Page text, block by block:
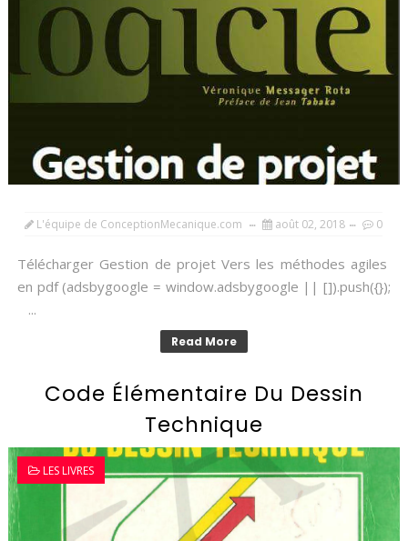
L'équipe de ConceptionMecanique.com août 02, 2018 0
Télécharger Gestion de projet Vers les méthodes agiles
en pdf (adsbygoogle = window.adsbygoogle || []).push({});
...
Read More
Code Élémentaire Du Dessin
Technique
LES LIVRES